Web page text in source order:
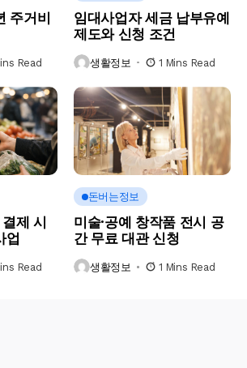
주거비
Read
임대사업자 세금 납부유예
제도와 신청 조건
생활정보 1 Mins Read
제 시
업
Read
돈버는정보
미술·공예 창작품 전시 공
간 무료 대관 신청
생활정보 1 Mins Read